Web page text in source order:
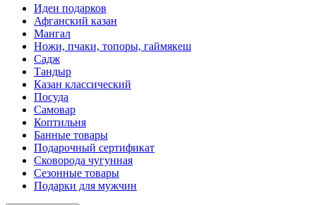
Идеи подарков
Афганский казан
Мангал
Ножи, пчаки, топоры, гаймякеш
Садж
Тандыр
Казан классический
Посуда
Самовар
Коптильня
Банные товары
Подарочный сертификат
Сковорода чугунная
Сезонные товары
Подарки для мужчин